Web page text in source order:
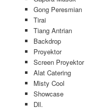
Gong Peresmian
Tirai
Tiang Antrian
Backdrop
Proyektor
Screen Proyektor
Alat Catering
Misty Cool
Showcase
Dll.